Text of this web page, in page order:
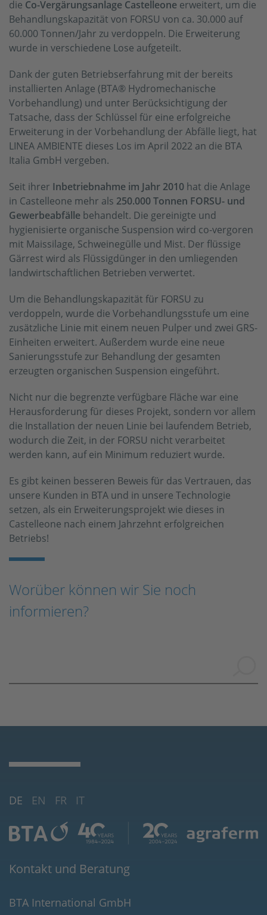
die Co-Vergärungsanlage Castelleone erweitert, um die
Behandlungskapazität von FORSU von ca. 30.000 auf
60.000 Tonnen/Jahr zu verdoppeln. Die Erweiterung
wurde in verschiedene Lose aufgeteilt.
Dank der guten Betriebserfahrung mit der bereits
installierten Anlage (BTA® Hydromechanische
Vorbehandlung) und unter Berücksichtigung der
Tatsache, dass der Schlüssel für eine erfolgreiche
Erweiterung in der Vorbehandlung der Abfälle liegt, hat
LINEA AMBIENTE dieses Los im April 2022 an die BTA
Italia GmbH vergeben.
Seit ihrer Inbetriebnahme im Jahr 2010 hat die Anlage
in Castelleone mehr als 250.000 Tonnen FORSU- und
Gewerbeabfälle behandelt. Die gereinigte und
hygienisierte organische Suspension wird co-vergoren
mit Maissilage, Schweinegülle und Mist. Der flüssige
Gärrest wird als Flüssigdünger in den umliegenden
landwirtschaftlichen Betrieben verwertet.
Um die Behandlungskapazität für FORSU zu
verdoppeln, wurde die Vorbehandlungsstufe um eine
zusätzliche Linie mit einem neuen Pulper und zwei GRS-
Einheiten erweitert. Außerdem wurde eine neue
Sanierungsstufe zur Behandlung der gesamten
erzeugten organischen Suspension eingeführt.
Nicht nur die begrenzte verfügbare Fläche war eine
Herausforderung für dieses Projekt, sondern vor allem
die Installation der neuen Linie bei laufendem Betrieb,
wodurch die Zeit, in der FORSU nicht verarbeitet
werden kann, auf ein Minimum reduziert wurde.
Es gibt keinen besseren Beweis für das Vertrauen, das
unsere Kunden in BTA und in unsere Technologie
setzen, als ein Erweiterungsprojekt wie dieses in
Castelleone nach einem Jahrzehnt erfolgreichen
Betriebs!
Worüber können wir Sie noch
informieren?
DE EN FR IT
Kontakt und Beratung
BTA International GmbH